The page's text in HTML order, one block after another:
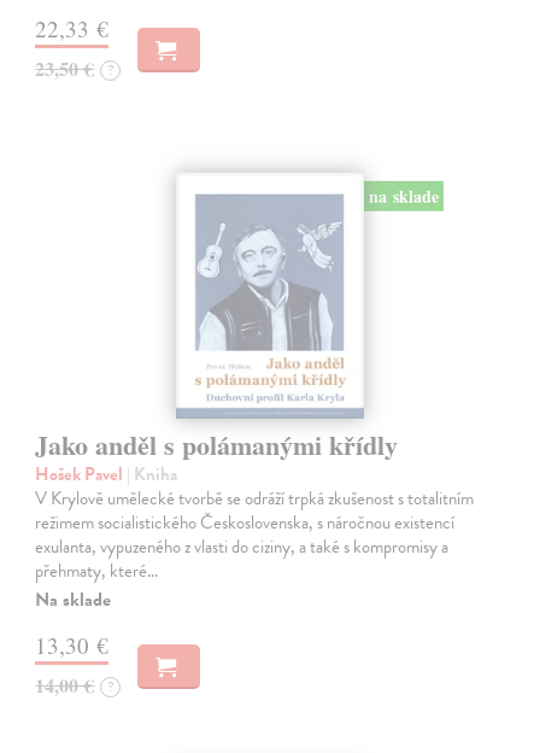
22,33 €
23,50 € ?
na sklade
Jako anděl s polámanými křídly
Hošek Pavel | Kniha
V Krylově umělecké tvorbě se odráží trpká zkušenost s totalitním
režimem socialistického Československa, s náročnou existencí
exulanta, vypuzeného z vlasti do ciziny, a také s kompromisy a
přehmaty, které…
Na sklade
13,30 €
14,00 € ?